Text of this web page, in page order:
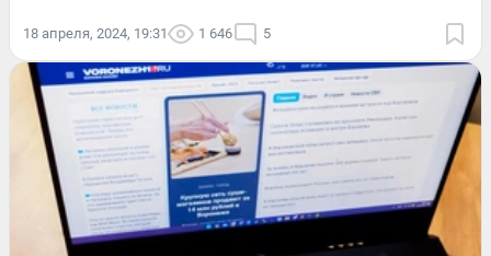
18 апреля, 2024, 19:31 1 646 5